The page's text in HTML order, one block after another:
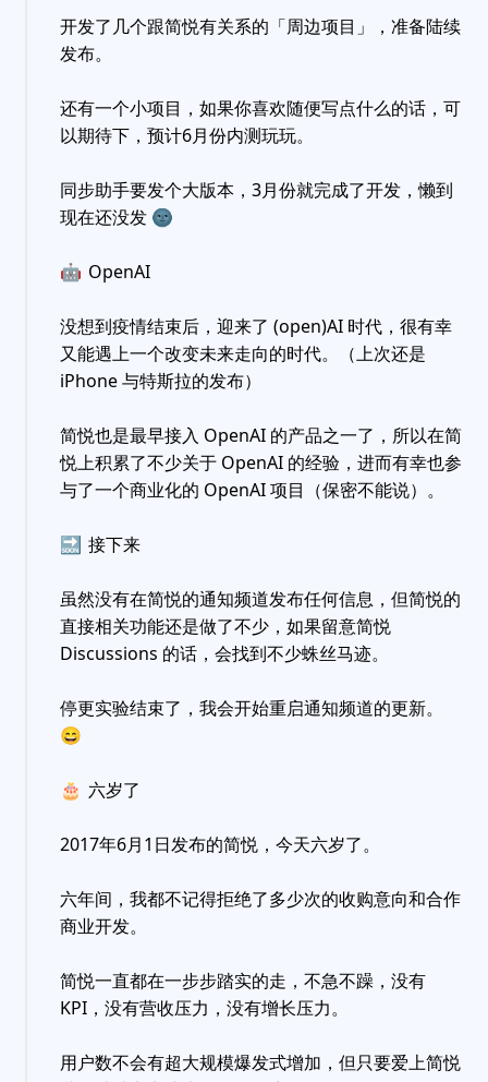
开发了几个跟简悦有关系的「周边项目」，准备陆续
发布。
还有一个小项目，如果你喜欢随便写点什么的话，可
以期待下，预计6月份内测玩玩。
同步助手要发个大版本，3月份就完成了开发，懒到
现在还没发 🌚
🤖 OpenAI
没想到疫情结束后，迎来了 (open)AI 时代，很有幸
又能遇上一个改变未来走向的时代。（上次还是
iPhone 与特斯拉的发布）
简悦也是最早接入 OpenAI 的产品之一了，所以在简
悦上积累了不少关于 OpenAI 的经验，进而有幸也参
与了一个商业化的 OpenAI 项目（保密不能说）。
🔜 接下来
虽然没有在简悦的通知频道发布任何信息，但简悦的
直接相关功能还是做了不少，如果留意简悦
Discussions 的话，会找到不少蛛丝马迹。
停更实验结束了，我会开始重启通知频道的更新。
😄
🎂 六岁了
2017年6月1日发布的简悦，今天六岁了。
六年间，我都不记得拒绝了多少次的收购意向和合作
商业开发。
简悦一直都在一步步踏实的走，不急不躁，没有
KPI，没有营收压力，没有增长压力。
用户数不会有超大规模爆发式增加，但只要爱上简悦